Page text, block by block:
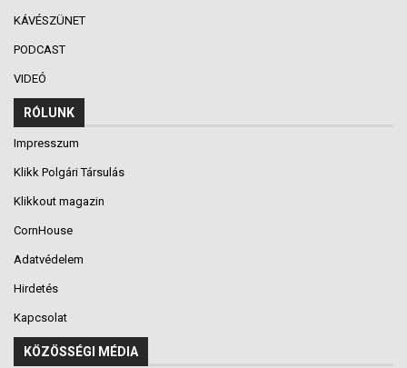
KÁVÉSZÜNET
PODCAST
VIDEÓ
RÓLUNK
Impresszum
Klikk Polgári Társulás
Klikkout magazin
CornHouse
Adatvédelem
Hirdetés
Kapcsolat
KÖZÖSSÉGI MÉDIA